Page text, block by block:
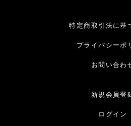
特定商取引法に基
プライバシーポ
お問い合わ
新規会員登
ログイン